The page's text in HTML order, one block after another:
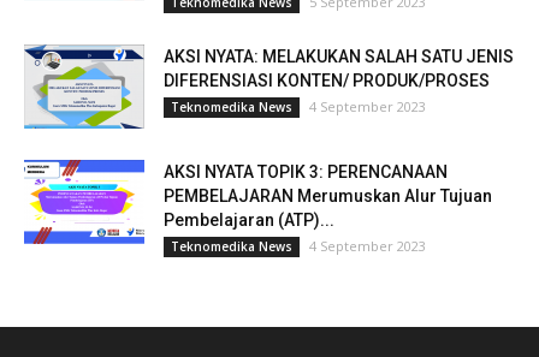
AKSI NYATA: MELAKUKAN SALAH SATU JENIS
DIFERENSIASI KONTEN/ PRODUK/PROSES
Teknomedika News 4 September 2023
AKSI NYATA TOPIK 3: PERENCANAAN
PEMBELAJARAN Merumuskan Alur Tujuan
Pembelajaran (ATP)...
Teknomedika News 4 September 2023